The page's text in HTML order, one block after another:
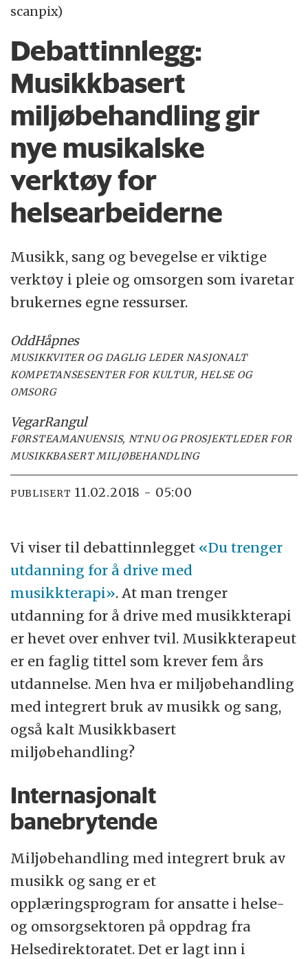
scanpix)
Debattinnlegg:
Musikkbasert
miljøbehandling gir
nye musikalske
verktøy for
helsearbeiderne
Musikk, sang og bevegelse er viktige
verktøy i pleie og omsorgen som ivaretar
brukernes egne ressurser.
OddHåpnes
MUSIKKVITER OG DAGLIG LEDER NASJONALT
KOMPETANSESENTER FOR KULTUR, HELSE OG
OMSORG
VegarRangul
FØRSTEAMANUENSIS, NTNU OG PROSJEKTLEDER FOR
MUSIKKBASERT MILJØBEHANDLING
PUBLISERT 11.02.2018 - 05:00
Vi viser til debattinnlegget «Du trenger
utdanning for å drive med
musikkterapi». At man trenger
utdanning for å drive med musikkterapi
er hevet over enhver tvil. Musikkterapeut
er en faglig tittel som krever fem års
utdannelse. Men hva er miljøbehandling
med integrert bruk av musikk og sang,
også kalt Musikkbasert
miljøbehandling?
Internasjonalt
banebrytende
Miljøbehandling med integrert bruk av
musikk og sang er et
opplæringsprogram for ansatte i helse-
og omsorgsektoren på oppdrag fra
Helsedirektoratet. Det er lagt inn i